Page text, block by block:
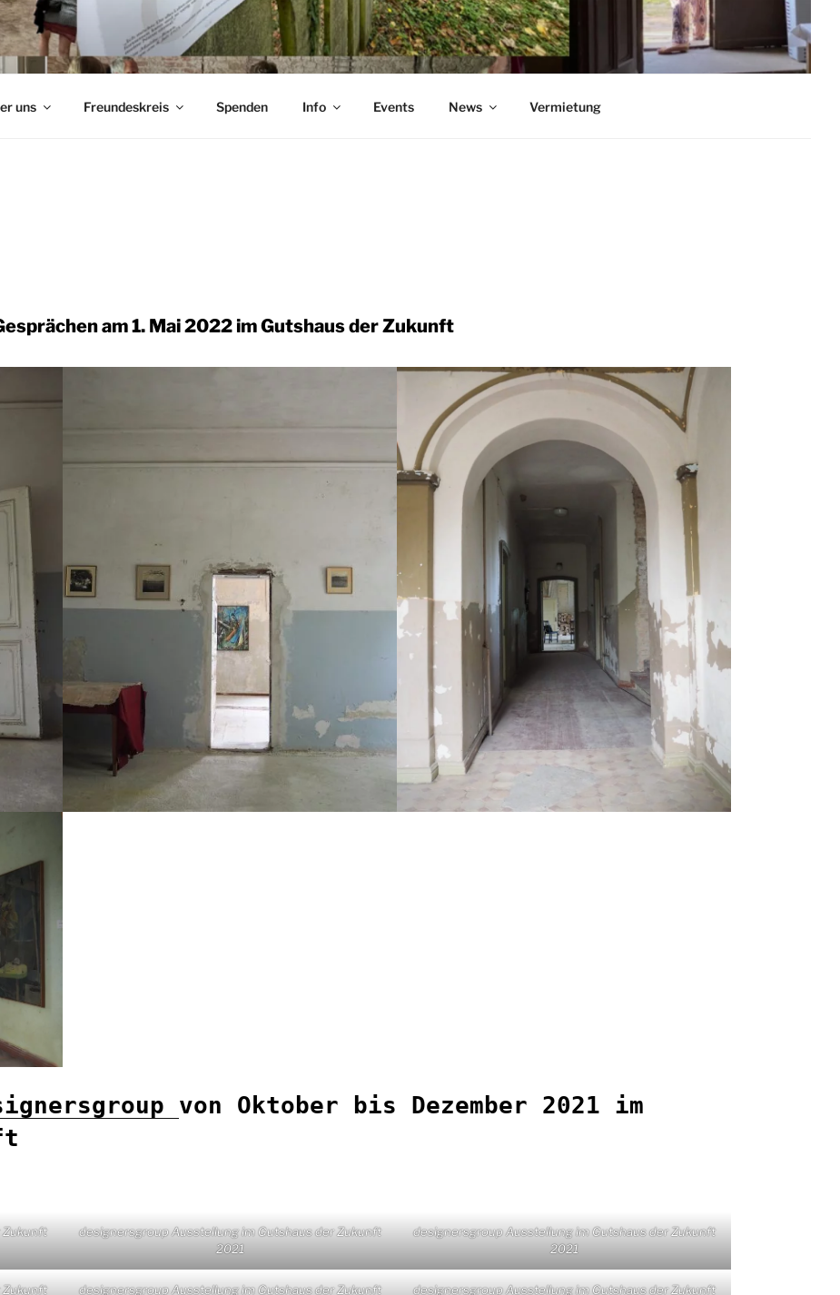
uns Freundeskreis Spenden Info Events News Vermietung
am 1. Mai 2022 im Gutshaus der Zukunft
von Oktober bis Dezember 2021 im
Zukunft
designersgroup Ausstellung im Gutshaus der Zukunft
2021
designersgroup Ausstellung im Gutshaus der Zukunft
2021
Zukunft
designersgroup Ausstellung im Gutshaus der Zukunft
designersgroup Ausstellung im Gutshaus der Zukunft